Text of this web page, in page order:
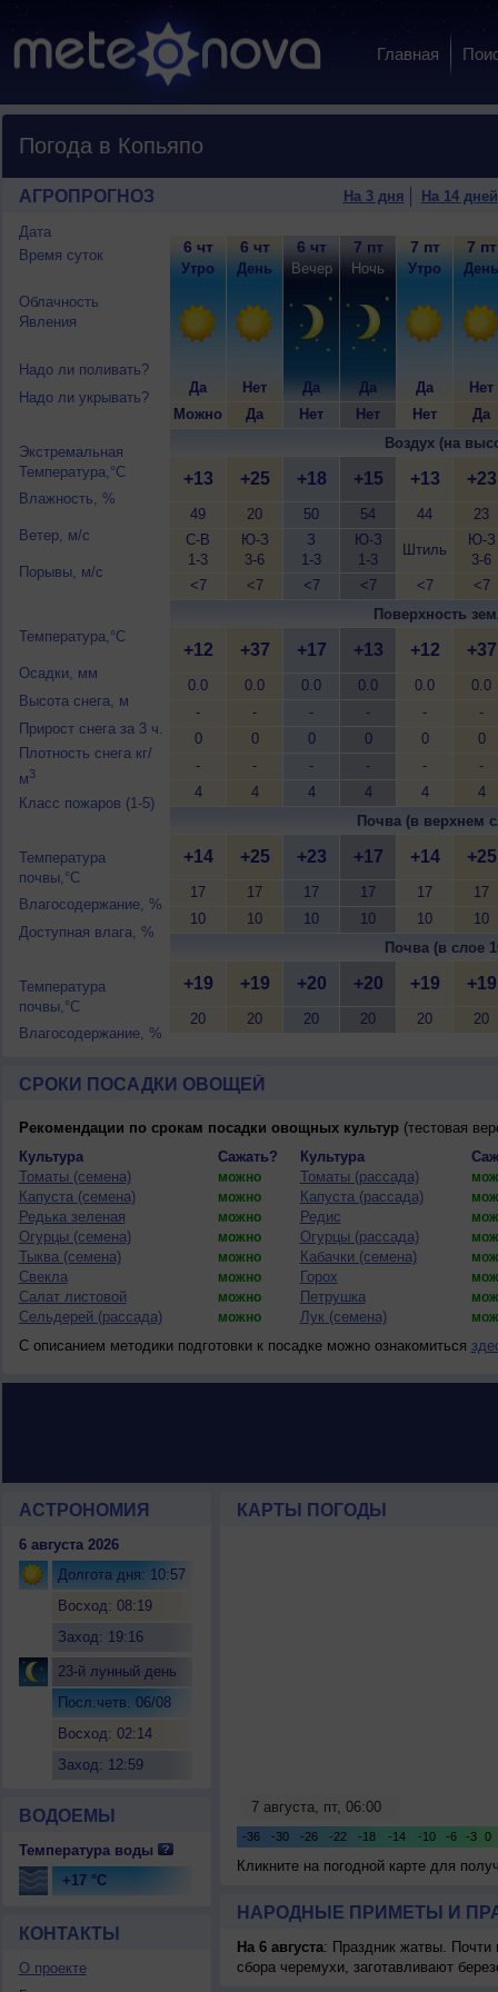
Главная
Погода в Копьяпо
АГРОПРОГНОЗ На 3 дня На 14 дней
Дата
Время суток
Облачность
Явления
Надо ли поливать?
Надо ли укрывать?
Экстремальная
Температура,°C
Влажность, %
Ветер, м/с
Порывы, м/с
Температура,°C
Осадки, мм
Высота снега, м
Прирост снега за 3 ч.
Плотность снега кг/
м3
Класс пожаров (1-5)
Температура
почвы,°C
Влагосодержание, %
Доступная влага, %
Температура
почвы,°C
Влагосодержание, %
6 чт
Утро
Да
Можно
6 чт
День
Нет
Да
6 чт
Вечер
Да
Нет
7 пт
Ночь
Да
Нет
7 пт
Утро
Да
Нет
7 пт
День
Нет
Да
Воздух (на
+13
49
С-В
1-3
<7
+25
20
Ю-З
3-6
<7
+18
50
З
1-3
<7
+15
54
Ю-З
1-3
<7
+13
44
Штиль
<7
+23
23
Ю-З
3-6
<7
Поверхность
+12
0.0
-
0
-
4
+37
0.0
-
0
-
4
+17
0.0
-
0
-
4
+13
0.0
-
0
-
4
+12
0.0
-
0
-
4
+37
0.0
-
0
-
4
Почва (в верхнем
+14
17
10
+25
17
10
+23
17
10
+17
17
10
+14
17
10
+25
17
10
Почва (в слое
+19
20
+19
20
+20
20
+20
20
+19
20
+19
20
СРОКИ ПОСАДКИ ОВОЩЕЙ
Рекомендации по срокам посадки овощных культур(тестовая
Культура
Сажать? Культура
Томаты (семена)
можно Томаты (рассада)
Капуста (семена) можно Капуста (рассада)
Редька зеленая можно Редис
Огурцы (семена) можно Огурцы (рассада)
Тыква (семена) можно Кабачки (семена)
Свекла можно Горох
Салат листовой можно Петрушка
Сельдерей (рассада) можно Лук (семена)
С описанием методики подготовки к посадке можно ознакомиться
АСТРОНОМИЯ
6 августа 2026
Долгота дня: 10:57
Восход: 08:19
Заход: 19:16
23-й лунный день
Посл.четв. 06/08
Восход: 02:14
Заход: 12:59
ВОДОЕМЫ
Температура воды
+17 °C
КОНТАКТЫ
О проекте
КАРТЫ ПОГОДЫ
Кликните на погодной карте для
НАРОДНЫЕ ПРИМЕТЫ И
На 6 августа: Праздник жатвы. Почти
сбора черемухи, заготавливают